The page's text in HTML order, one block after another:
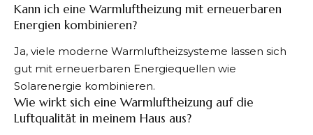
Kann ich eine Warmluftheizung mit erneuerbaren
Energien kombinieren?
Ja, viele moderne Warmluftheizsysteme lassen sich
gut mit erneuerbaren Energiequellen wie
Solarenergie kombinieren.
Wie wirkt sich eine Warmluftheizung auf die
Luftqualität in meinem Haus aus?